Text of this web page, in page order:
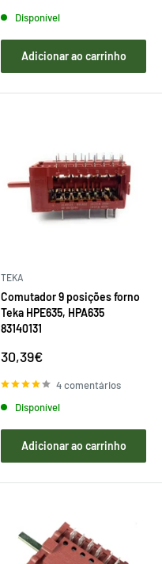
Disponível
Adicionar ao carrinho
TEKA
Comutador 9 posições forno
Teka HPE635, HPA635
83140131
Preço
venda
30,39€
4 comentários
Disponível
Adicionar ao carrinho